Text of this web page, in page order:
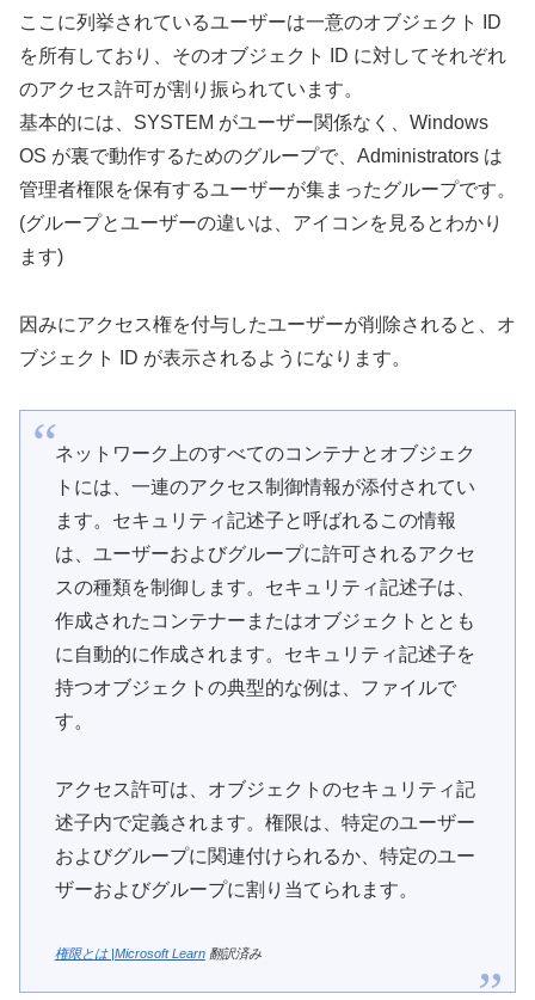
ここに列挙されているユーザーは一意のオブジェクト ID
を所有しており、そのオブジェクト ID に対してそれぞれ
のアクセス許可が割り振られています。
基本的には、SYSTEM がユーザー関係なく、Windows
OS が裏で動作するためのグループで、Administrators は
管理者権限を保有するユーザーが集まったグループです。
(グループとユーザーの違いは、アイコンを見るとわかり
ます)
因みにアクセス権を付与したユーザーが削除されると、オ
ブジェクト ID が表示されるようになります。
ネットワーク上のすべてのコンテナとオブジェク
トには、一連のアクセス制御情報が添付されてい
ます。セキュリティ記述子と呼ばれるこの情報
は、ユーザーおよびグループに許可されるアクセ
スの種類を制御します。セキュリティ記述子は、
作成されたコンテナーまたはオブジェクトととも
に自動的に作成されます。セキュリティ記述子を
持つオブジェクトの典型的な例は、ファイルで
す。
アクセス許可は、オブジェクトのセキュリティ記
述子内で定義されます。権限は、特定のユーザー
およびグループに関連付けられるか、特定のユー
ザーおよびグループに割り当てられます。
権限とは |Microsoft Learn翻訳済み